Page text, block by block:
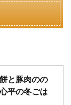
と豚肉のの
平の冬ごは